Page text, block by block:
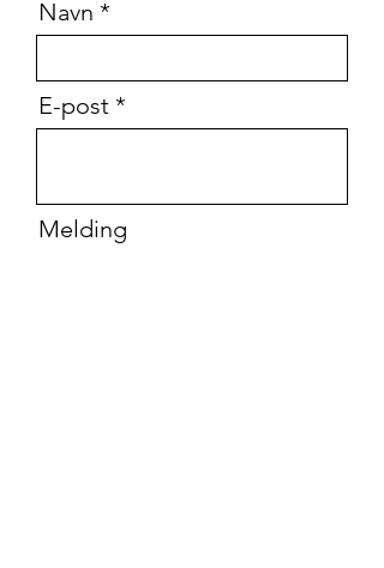
Navn
E-post
Melding